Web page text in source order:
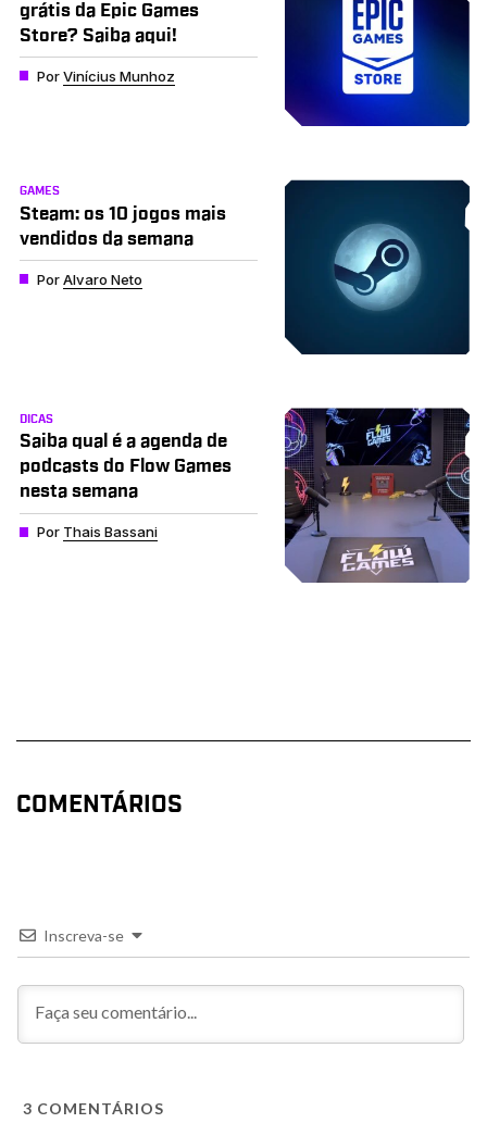
grátis da Epic Games
Store? Saiba aqui!
PorVinícius Munhoz
GAMES
Steam: os 10 jogos mais
vendidos da semana
PorAlvaro Neto
DICAS
Saiba qual é a agenda de
podcasts do Flow Games
nesta semana
Por Thais Bassani
COMENTÁRIOS
Inscreva-se
3 COMENTÁRIOS